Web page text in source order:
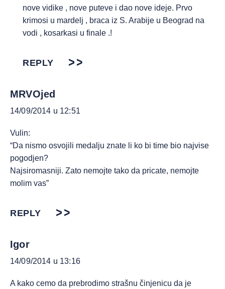
nove vidike , nove puteve i dao nove ideje. Prvo
krimosi u mardelj , braca iz S. Arabije u Beograd na
vodi , kosarkasi u finale .!
REPLY
MRVOjed
14/09/2014 u 12:51
Vulin:
“Da nismo osvojili medalju znate li ko bi time bio najvise
pogodjen?
Najsiromasniji. Zato nemojte tako da pricate, nemojte
molim vas”
REPLY
Igor
14/09/2014 u 13:16
A kako cemo da prebrodimo strašnu činjenicu da je